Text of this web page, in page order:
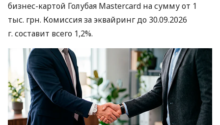
бизнес-картой Голубая Mastercard на сумму от 1
тыс. грн. Комиссия за эквайринг до 30.09.2026
г. составит всего 1,2%.